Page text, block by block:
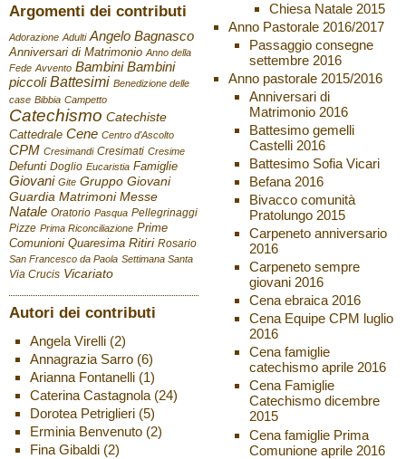
Argomenti dei contributi
Adorazione Adulti Angelo Bagnasco
Anniversari di Matrimonio Anno della
Fede Avvento Bambini Bambini
piccoli Battesimi Benedizione delle
case Bibbia Campetto
Catechismo Catechiste
Cattedrale Cene Centro d'Ascolto
CPM Cresimandi Cresimati Cresime
Defunti Doglio Eucaristia Famiglie
Giovani Gite Gruppo Giovani
Guardia Matrimoni Messe
Natale Oratorio Pasqua Pellegrinaggi
Pizze Prima Riconciliazione Prime
Comunioni Quaresima Ritiri Rosario
San Francesco da Paola Settimana Santa
Via Crucis Vicariato
Autori dei contributi
Angela Virelli(2)
Annagrazia Sarro(6)
Arianna Fontanelli(1)
Caterina Castagnola(24)
Dorotea Petriglieri(5)
Erminia Benvenuto(2)
Fina Gibaldi(2)
Chiesa Natale 2015
Anno Pastorale 2016/2017
Passaggio consegne
settembre 2016
Anno pastorale 2015/2016
Anniversari di
Matrimonio 2016
Battesimo gemelli
Castelli 2016
Battesimo Sofia Vicari
Befana 2016
Bivacco comunità
Pratolungo 2015
Carpeneto anniversario
2016
Carpeneto sempre
giovani 2016
Cena ebraica 2016
Cena Equipe CPM luglio
2016
Cena famiglie
catechismo aprile 2016
Cena Famiglie
Catechismo dicembre
2015
Cena famiglie Prima
Comunione aprile 2016